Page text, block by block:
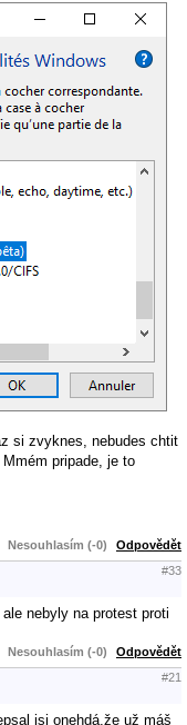
si zvyknes, nebudes chtit
pripade, je to
Nesouhlasím (-0) Odpovědět
#33
nebyly na protest proti
Nesouhlasím (-0) Odpovědět
#21
jsi onehdá,že už máš